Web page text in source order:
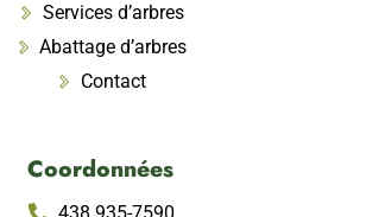
Services d’arbres
Abattage d’arbres
Contact
Coordonnées